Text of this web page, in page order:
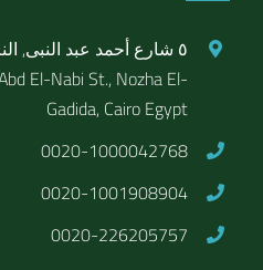
٥ شارع أحمد عبد النبى,
El-Nabi St., Nozha El-
Gadida, Cairo Egypt
0020-1000042768
0020-1001908904
0020-226205757